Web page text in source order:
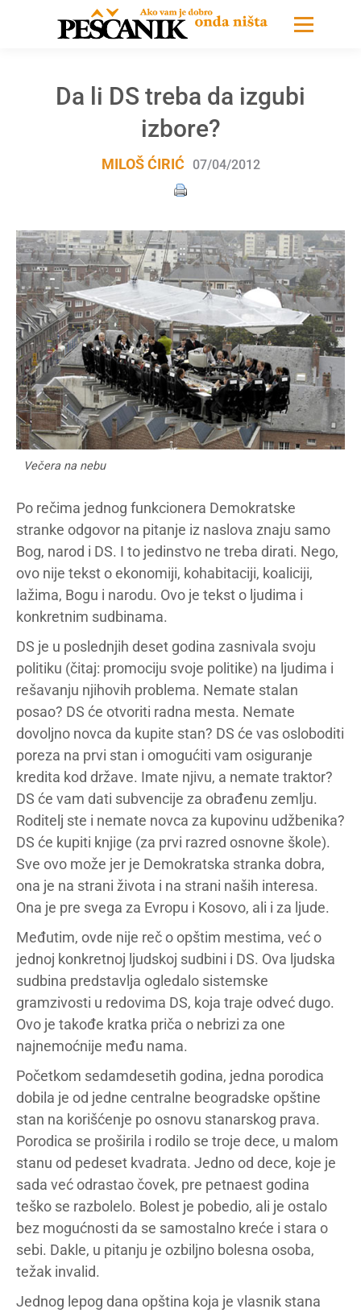
Da li DS treba da izgubi
izbore?
MILOŠ ĆIRIĆ 07/04/2012
Večera na nebu
Po rečima jednog funkcionera Demokratske
stranke odgovor na pitanje iz naslova znaju samo
Bog, narod i DS. I to jedinstvo ne treba dirati. Nego,
ovo nije tekst o ekonomiji, kohabitaciji, koaliciji,
lažima, Bogu i narodu. Ovo je tekst o ljudima i
konkretnim sudbinama.
DS je u poslednjih deset godina zasnivala svoju
politiku (čitaj: promociju svoje politike) na ljudima i
rešavanju njihovih problema. Nemate stalan
posao? DS će otvoriti radna mesta. Nemate
dovoljno novca da kupite stan? DS će vas osloboditi
poreza na prvi stan i omogućiti vam osiguranje
kredita kod države. Imate njivu, a nemate traktor?
DS će vam dati subvencije za obrađenu zemlju.
Roditelj ste i nemate novca za kupovinu udžbenika?
DS će kupiti knjige (za prvi razred osnovne škole).
Sve ovo može jer je Demokratska stranka dobra,
ona je na strani života i na strani naših interesa.
Ona je pre svega za Evropu i Kosovo, ali i za ljude.
Međutim, ovde nije reč o opštim mestima, već o
jednoj konkretnoj ljudskoj sudbini i DS. Ova ljudska
sudbina predstavlja ogledalo sistemske
gramzivosti u redovima DS, koja traje odveć dugo.
Ovo je takođe kratka priča o nebrizi za one
najnemoćnije među nama.
Početkom sedamdesetih godina, jedna porodica
dobila je od jedne centralne beogradske opštine
stan na korišćenje po osnovu stanarskog prava.
Porodica se proširila i rodilo se troje dece, u malom
stanu od pedeset kvadrata. Jedno od dece, koje je
sada već odrastao čovek, pre petnaest godina
teško se razbolelo. Bolest je pobedio, ali je ostalo
bez mogućnosti da se samostalno kreće i stara o
sebi. Dakle, u pitanju je ozbiljno bolesna osoba,
težak invalid.
Jednog lepog dana opština koja je vlasnik stana